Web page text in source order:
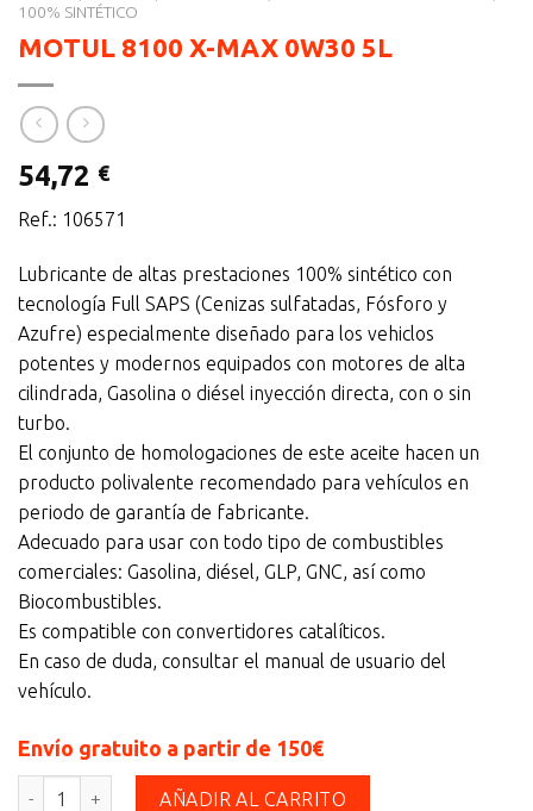
100% SINTÉTICO
MOTUL 8100 X-MAX 0W30 5L
54,72 €
Ref.: 106571
Lubricante de altas prestaciones 100% sintético con
tecnología Full SAPS (Cenizas sulfatadas, Fósforo y
Azufre) especialmente diseñado para los vehiclos
potentes y modernos equipados con motores de alta
cilindrada, Gasolina o diésel inyección directa, con o sin
turbo.
El conjunto de homologaciones de este aceite hacen un
producto polivalente recomendado para vehículos en
periodo de garantía de fabricante.
Adecuado para usar con todo tipo de combustibles
comerciales: Gasolina, diésel, GLP, GNC, así como
Biocombustibles.
Es compatible con convertidores catalíticos.
En caso de duda, consultar el manual de usuario del
vehículo.
Envío gratuito a partir de 150€
MOTUL 8100 X-MAX 0W30 5L cantidad
AÑADIR AL CARRITO